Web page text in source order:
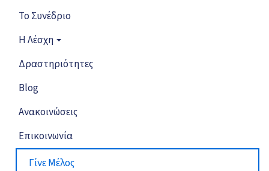
Το Συνέδριο
Η Λέσχη
Δραστηριότητες
Blog
Ανακοινώσεις
Επικοινωνία
Γίνε Μέλος